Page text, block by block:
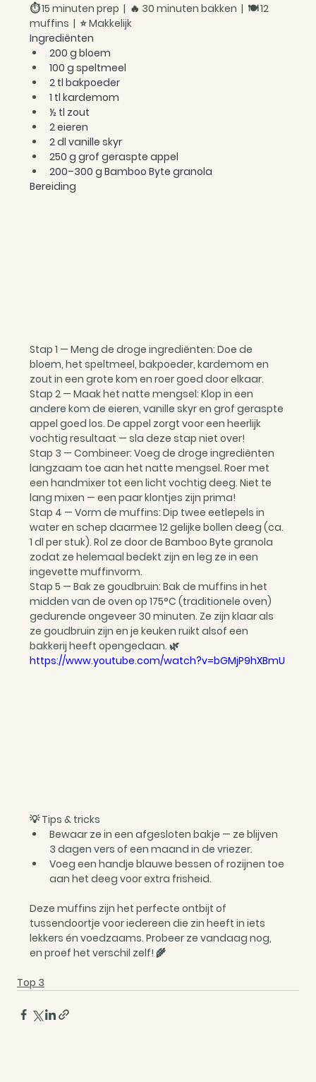
⏱ 15 minuten prep  |  🔥 30 minuten bakken  |  🍽 12
muffins  |  ⭐ Makkelijk
Ingrediënten
200 g bloem
100 g speltmeel
2 tl bakpoeder
1 tl kardemom
½ tl zout
2 eieren
2 dl vanille skyr
250 g grof geraspte appel
200–300 g Bamboo Byte granola
Bereiding
Stap 1 — Meng de droge ingrediënten: Doe de
bloem, het speltmeel, bakpoeder, kardemom en
zout in een grote kom en roer goed door elkaar.
Stap 2 — Maak het natte mengsel: Klop in een
andere kom de eieren, vanille skyr en grof geraspte
appel goed los. De appel zorgt voor een heerlijk
vochtig resultaat — sla deze stap niet over!
Stap 3 — Combineer: Voeg de droge ingrediënten
langzaam toe aan het natte mengsel. Roer met
een handmixer tot een licht vochtig deeg. Niet te
lang mixen — een paar klontjes zijn prima!
Stap 4 — Vorm de muffins: Dip twee eetlepels in
water en schep daarmee 12 gelijke bollen deeg (ca.
1 dl per stuk). Rol ze door de Bamboo Byte granola
zodat ze helemaal bedekt zijn en leg ze in een
ingevette muffinvorm.
Stap 5 — Bak ze goudbruin: Bak de muffins in het
midden van de oven op 175°C (traditionele oven)
gedurende ongeveer 30 minuten. Ze zijn klaar als
ze goudbruin zijn en je keuken ruikt alsof een
bakkerij heeft opengedaan. 🌿
https://www.youtube.com/watch?v=bGMjP9hXBmU
💡 Tips & tricks
Bewaar ze in een afgesloten bakje — ze blijven
3 dagen vers of een maand in de vriezer.
Voeg een handje blauwe bessen of rozijnen toe
aan het deeg voor extra frisheid.
Deze muffins zijn het perfecte ontbijt of
tussendoortje voor iedereen die zin heeft in iets
lekkers én voedzaams. Probeer ze vandaag nog,
en proef het verschil zelf! 🌾
Top 3